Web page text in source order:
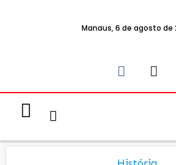
Manaus, 6 de agosto de